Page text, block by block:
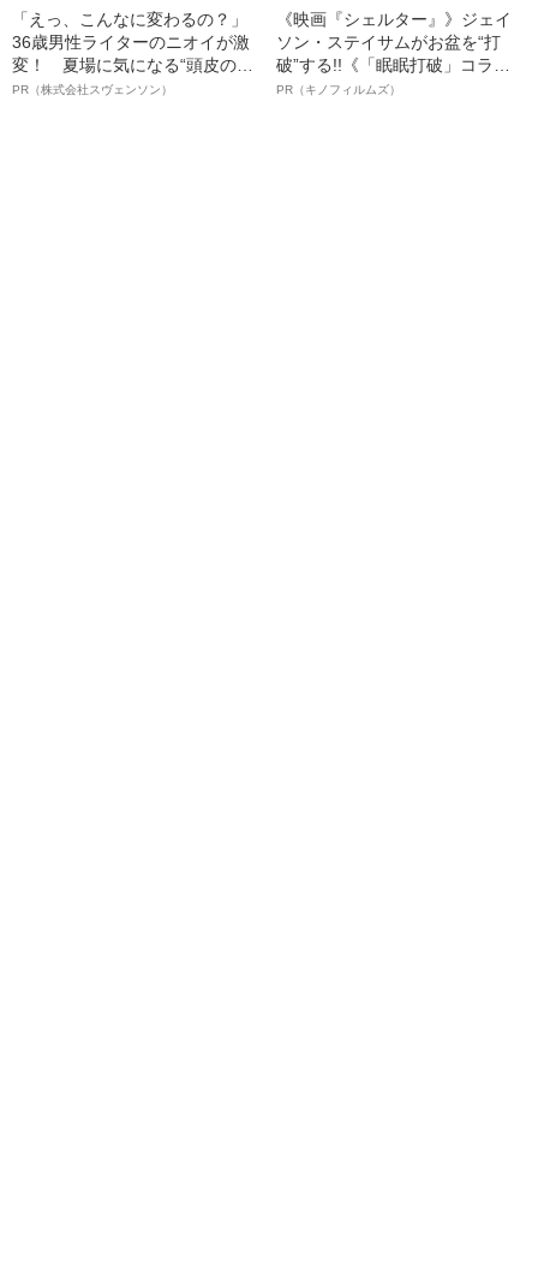
「えっ、こんなに変わるの？」
36歳男性ライターのニオイが激
変！ 夏場に気になる“頭皮のニ
オイ”や“ベタつき”を解消す
PR（株式会社スヴェンソン）
《映画『シェルター』》ジェイ
ソン・ステイサムがお盆を“打
破”する!!《「眠眠打破」コラ
ボ》
PR（キノフィルムズ）